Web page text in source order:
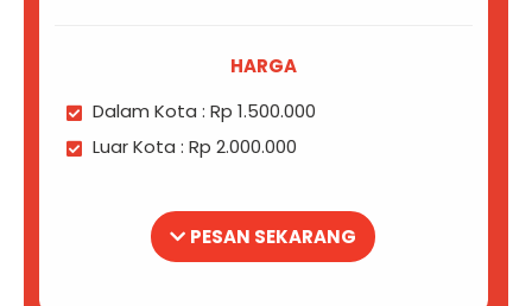
HARGA
Dalam Kota : Rp 1.500.000
Luar Kota : Rp 2.000.000
PESAN SEKARANG